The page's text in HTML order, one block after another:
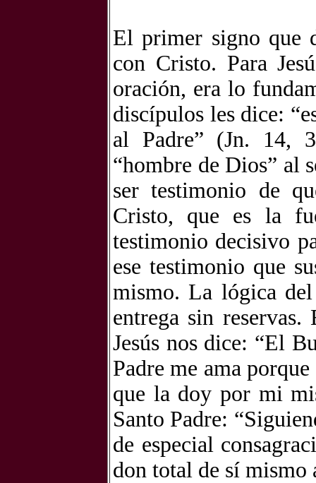
El primer signo que
con Cristo. Para
oración, era lo
discípulos les dice:
al Padre” (Jn. 14,
“hombre de Dios” al
ser testimonio de
Cristo, que es la
testimonio decisivo
ese testimonio que
mismo. La lógica del
entrega sin
Jesús nos dice: “El
Padre me ama
que la doy por mi
Santo Padre:
de especial
don total de sí mismo